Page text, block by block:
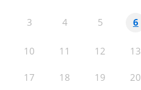
3 4 5 6
10 11 12 13
17 18 19 20